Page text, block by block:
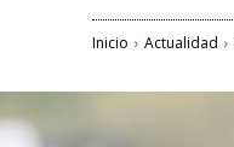
Inicio Actualidad